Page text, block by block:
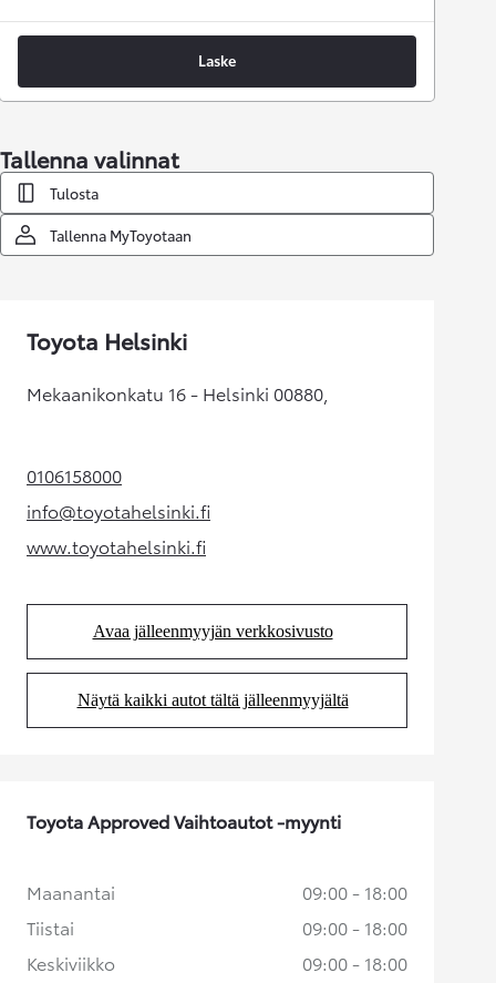
Laske
Tallenna valinnat
Tulosta
Tallenna MyToyotaan
Toyota Helsinki
Mekaanikonkatu 16 - Helsinki 00880,
0106158000(Aukeaa uudessa välilehdessä)
info@toyotahelsinki.fi(Aukeaa uudessa välilehdessä)
www.toyotahelsinki.fi(Aukeaa uudessa välilehdessä)
Avaa jälleenmyyjän verkkosivusto
(Aukeaa uudessa välilehdessä)
Näytä kaikki autot tältä jälleenmyyjältä
(Aukeaa uudessa välilehdessä)
Toyota Approved Vaihtoautot -myynti
Maanantai
09:00 - 18:00
Tiistai
09:00 - 18:00
Keskiviikko
09:00 - 18:00